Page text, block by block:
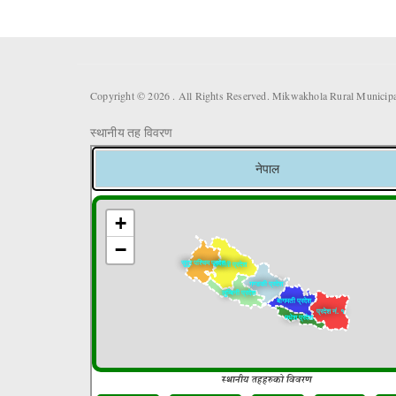
Copyright © 2026 . All Rights Reserved. Mikwakhola Rural
स्थानीय तह विवरण